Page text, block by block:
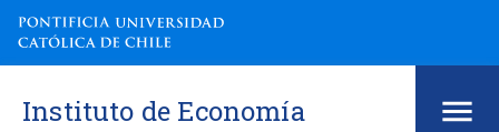
Instituto de Economía